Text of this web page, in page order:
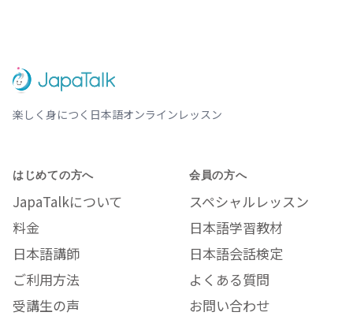
楽しく身につく日本語オンラインレッスン
はじめての方へ
JapaTalkについて
料金
日本語講師
ご利用方法
受講生の声
会員の方へ
スペシャルレッスン
日本語学習教材
日本語会話検定
よくある質問
お問い合わせ